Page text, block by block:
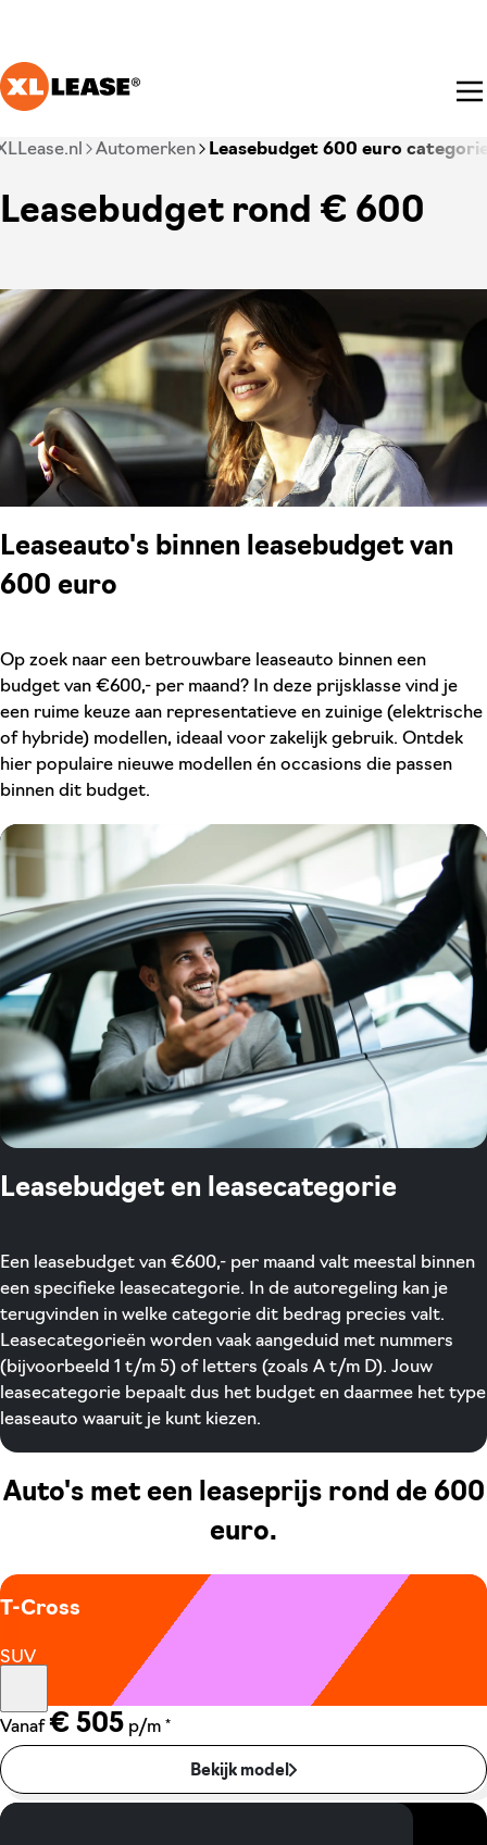
Je bent nu voorbij het hoofdmenu
Automerken Leasebudget 600 euro
Leasebudget rond € 600
Leaseauto's binnen leasebudget van
600 euro
Op zoek naar een betrouwbare leaseauto binnen een
budget van €600,- per maand? In deze prijsklasse vind je
een ruime keuze aan representatieve en zuinige (elektrische
of hybride) modellen, ideaal voor zakelijk gebruik. Ontdek
hier populaire nieuwe modellen én occasions die passen
binnen dit budget.
Leasebudget en leasecategorie
Een leasebudget van €600,- per maand valt meestal binnen
een specifieke leasecategorie. In de autoregeling kan je
terugvinden in welke categorie dit bedrag precies valt.
Leasecategorieën worden vaak aangeduid met nummers
(bijvoorbeeld 1 t/m 5) of letters (zoals A t/m D). Jouw
leasecategorie bepaalt dus het budget en daarmee het type
leaseauto waaruit je kunt kiezen.
Auto's met een leaseprijs rond de 600
euro.
T-Cross
SUV
Vanaf € 505 p/m *
Bekijk model